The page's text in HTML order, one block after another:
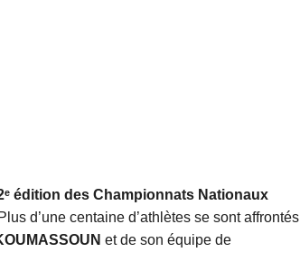
édition des Championnats Nationaux
d’une centaine d’athlètes se sont affrontés
et de son équipe de